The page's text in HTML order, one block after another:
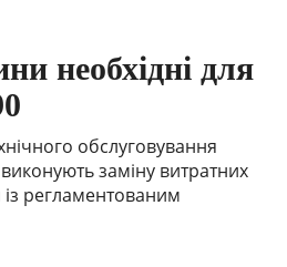
необхідні для
обслуговування
заміну витратних
із регламентованим